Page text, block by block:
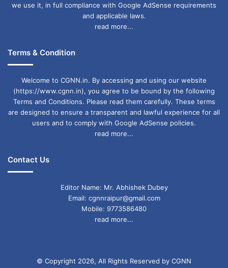
we use it, in full compliance with Google AdSense requirements
and applicable laws.
read more...
Terms & Condition
Welcome to CGNN.in. By accessing and using our website
(https://www.cgnn.in), you agree to be bound by the following
Terms and Conditions. Please read them carefully. These terms
are designed to ensure a transparent and lawful experience for all
users and to comply with Google AdSense policies.
read more...
Contact Us
Editor Name: Mr. Abhishek Dubey
Email: cgnnraipur@gmail.com
Mobile: 9773586480
read more...
© Copyright 2026, All Rights Reserved by CGNN